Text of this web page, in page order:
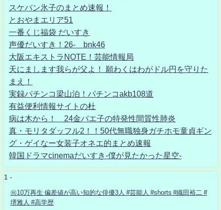
スケバン氷子のまとめ速報！
とおやまエリア51
一番くじ福袋 だいすき
声優だいすき！26- bnk46
大阪エキストラNOTE！芸能情報局
天にまします我らが父よ！ 願わくはわがドル円を守りた
まえ！
実録パチンコ梁山泊！パチンコakb108道
有益便利情報サイトの杜
病は木から！ 24金バエ子の特発性間質性肺炎
真・モリタダッフル2！！50代無職独身ガチホモ童貞ギン
グ・ゲイなー女装子オネエ的まとめ速報
韓国ドラマcinemaだいすき-僕が見たかった星空-
1 -
㊗️10万再生 偏差値が高い知的な俳優3人 #芸能人 #shorts #織田裕二 #
堺雅人 #高学歴